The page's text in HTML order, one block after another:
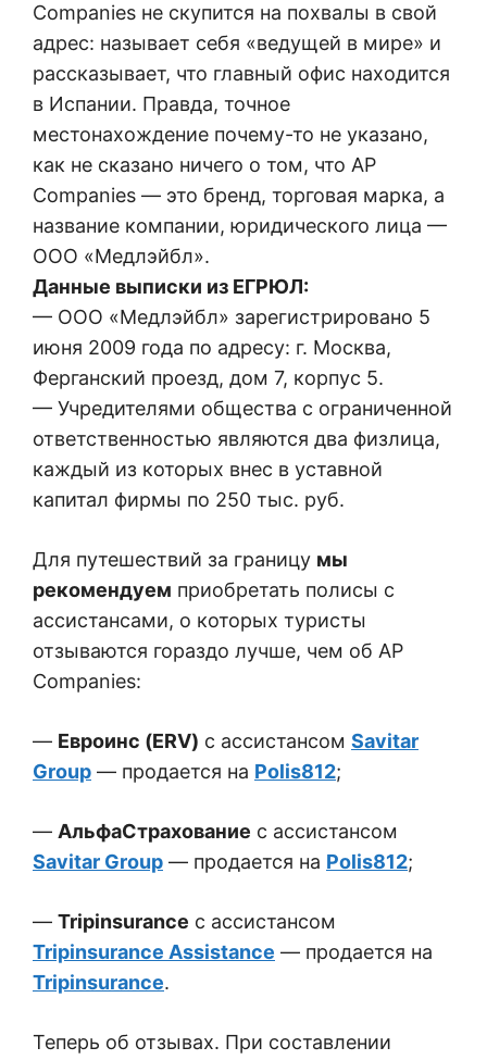
Companies не скупится на похвалы в свой
адрес: называет себя «ведущей в мире» и
рассказывает, что главный офис находится
в Испании. Правда, точное
местонахождение почему-то не указано,
как не сказано ничего о том, что AP
Companies — это бренд, торговая марка, а
название компании, юридического лица —
ООО «Медлэйбл».
Данные выписки из ЕГРЮЛ:
— ООО «Медлэйбл» зарегистрировано 5
июня 2009 года по адресу: г. Москва,
Ферганский проезд, дом 7, корпус 5.
— Учредителями общества с ограниченной
ответственностью являются два физлица,
каждый из которых внес в уставной
капитал фирмы по 250 тыс. руб.
Для путешествий за границу мы
рекомендуем приобретать полисы с
ассистансами, о которых туристы
отзываются гораздо лучше, чем об AP
Companies:
— Евроинс (ERV) с ассистансом Savitar
Group — продается на Polis812;
— АльфаСтрахование с ассистансом
Savitar Group — продается на Polis812;
— Tripinsurance с ассистансом
Tripinsurance Assistance — продается на
Tripinsurance.
Теперь об отзывах. При составлении